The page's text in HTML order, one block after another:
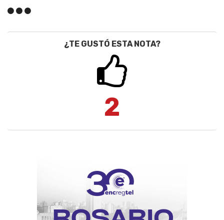
¿TE GUSTÓ ESTA NOTA?
2